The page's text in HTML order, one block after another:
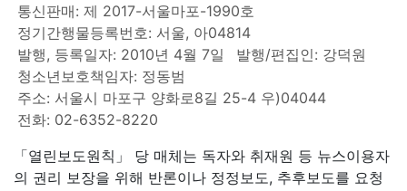
통신판매: 제 2017-서울마포-1990호
정기간행물등록번호: 서울, 아04814
발행, 등록일자: 2010년 4월 7일
발행/편집인: 강덕원
청소년보호책임자: 정동범
주소: 서울시 마포구 양화로8길 25-4 우)04044
전화: 02-6352-8220
「열린보도원칙」 당 매체는 독자와 취재원 등 뉴스이용자
의 권리 보장을 위해 반론이나 정정보도, 추후보도를 요청